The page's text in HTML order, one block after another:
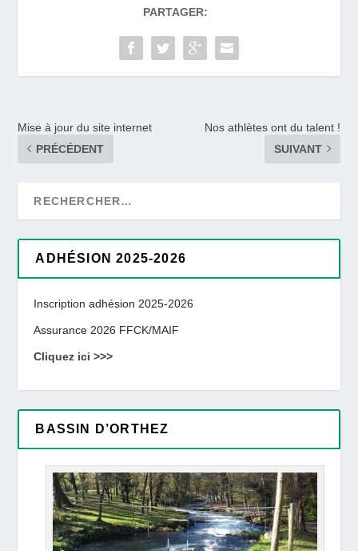
PARTAGER:
Mise à jour du site internet
PRÉCÉDENT
Nos athlètes ont du talent !
SUIVANT
ADHÉSION 2025-2026
Inscription adhésion 2025-2026
Assurance 2026 FFCK/MAIF
Cliquez ici >>>
BASSIN D’ORTHEZ